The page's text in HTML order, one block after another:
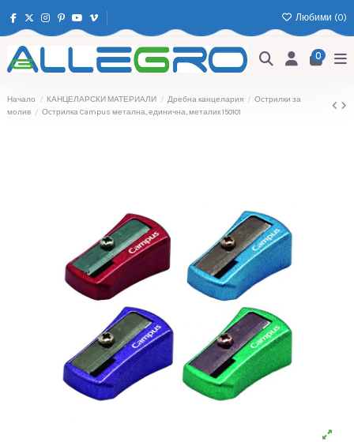
Любими (0)
0
Начало КАНЦЕЛАРСКИ МАТЕРИАЛИ Дребна канцелария
Острилки за
молив
Острилка Campus метална, единична, металик 150101